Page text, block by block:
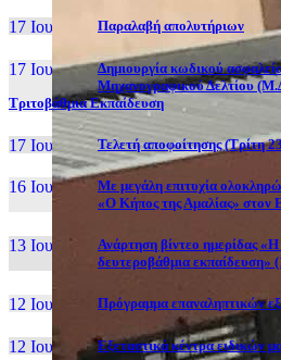
17 Ιουν, 26 Παραλαβή απολυτήριων
17 Ιουν, 26
Δημιουργία κωδικού
Μηχανογραφικού Δελτίου
Τριτοβάθμια Εκπαίδευση
17 Ιουν, 26 Τελετή αποφοίτησης (Τρίτη
16 Ιουν, 26
Με μεγάλη επιτυχία
«Ο Κήπος της Αμαλίας» στον
13 Ιουν, 26
Ανάρτηση βίντεο ημερίδας «Η
δευτεροβάθμια εκπαίδευση»
12 Ιουν, 26 Πρόγραμμα επαναληπτικών
12 Ιουν, 26 Εξεταστικά κέντρα ειδικών